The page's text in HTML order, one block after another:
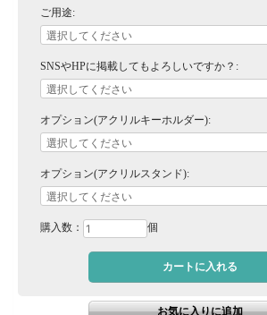
ご用途:
SNSやHPに掲載してもよろしいですか？:
オプション(アクリルキーホルダー):
オプション(アクリルスタンド):
購入数： 個